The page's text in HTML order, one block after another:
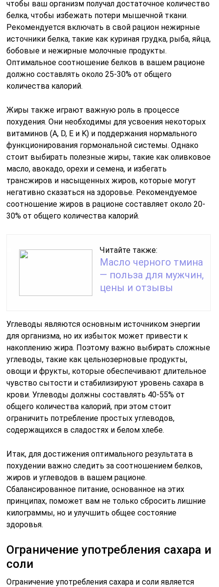
чтобы ваш организм получал достаточное количество
белка, чтобы избежать потери мышечной ткани.
Рекомендуется включать в свой рацион нежирные
источники белка, такие как куриная грудка, рыба, яйца,
бобовые и нежирные молочные продукты.
Оптимальное соотношение белков в вашем рационе
должно составлять около 25-30% от общего
количества калорий.
Жиры также играют важную роль в процессе
похудения. Они необходимы для усвоения некоторых
витаминов (A, D, E и K) и поддержания нормального
функционирования гормональной системы. Однако
стоит выбирать полезные жиры, такие как оливковое
масло, авокадо, орехи и семена, и избегать
трансжиров и насыщенных жиров, которые могут
негативно сказаться на здоровье. Рекомендуемое
соотношение жиров в рационе составляет около 20-
30% от общего количества калорий.
Читайте также:
Масло черного тмина
— польза для мужчин,
цены и отзывы
Углеводы являются основным источником энергии
для организма, но их избыток может привести к
накоплению жира. Поэтому важно выбирать сложные
углеводы, такие как цельнозерновые продукты,
овощи и фрукты, которые обеспечивают длительное
чувство сытости и стабилизируют уровень сахара в
крови. Углеводы должны составлять 40-55% от
общего количества калорий, при этом стоит
ограничить потребление простых углеводов,
содержащихся в сладостях и белом хлебе.
Итак, для достижения оптимального результата в
похудении важно следить за соотношением белков,
жиров и углеводов в вашем рационе.
Сбалансированное питание, основанное на этих
принципах, поможет вам не только сбросить лишние
килограммы, но и улучшить общее состояние
здоровья.
Ограничение употребления сахара и
соли
Ограничение употребления сахара и соли является